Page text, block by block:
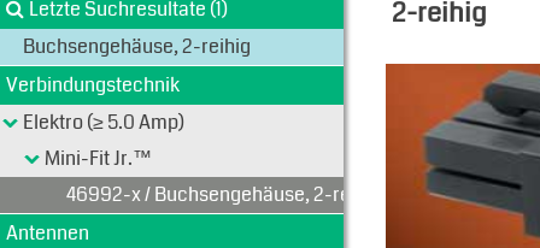
Letzte Suchresultate (1)
Buchsengehäuse, 2-reihig
Verbindungstechnik
Elektro (≥ 5.0 Amp)
Mini-Fit Jr.™
46992-x / Buchsengehäuse, 2-reihig
Antennen
2-reihig
Typen-